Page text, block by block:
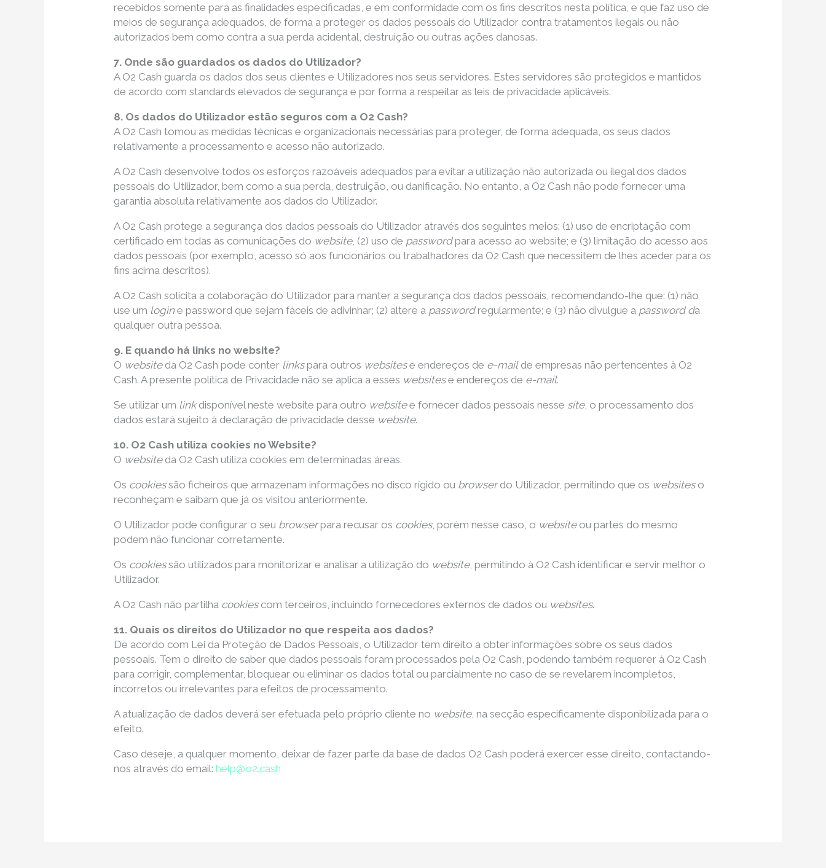
recebidos somente para as finalidades especificadas, e em conformidade com os fins descritos nesta política, e que faz uso de
meios de segurança adequados, de forma a proteger os dados pessoais do Utilizador contra tratamentos ilegais ou não
autorizados bem como contra a sua perda acidental, destruição ou outras ações danosas.
7. Onde são guardados os dados do Utilizador?
A O2 Cash guarda os dados dos seus clientes e Utilizadores nos seus servidores. Estes servidores são protegidos e mantidos
de acordo com standards elevados de segurança e por forma a respeitar as leis de privacidade aplicáveis.
8. Os dados do Utilizador estão seguros com a O2 Cash?
A O2 Cash tomou as medidas técnicas e organizacionais necessárias para proteger, de forma adequada, os seus dados
relativamente a processamento e acesso não autorizado.
A O2 Cash desenvolve todos os esforços razoáveis adequados para evitar a utilização não autorizada ou ilegal dos dados
pessoais do Utilizador, bem como a sua perda, destruição, ou danificação. No entanto, a O2 Cash não pode fornecer uma
garantia absoluta relativamente aos dados do Utilizador.
A O2 Cash protege a segurança dos dados pessoais do Utilizador através dos seguintes meios: (1) uso de encriptação com
certificado em todas as comunicações do website, (2) uso de password para acesso ao website; e (3) limitação do acesso aos
dados pessoais (por exemplo, acesso só aos funcionários ou trabalhadores da O2 Cash que necessitem de lhes aceder para os
fins acima descritos).
A O2 Cash solicita a colaboração do Utilizador para manter a segurança dos dados pessoais, recomendando-lhe que: (1) não
use um logine password que sejam fáceis de adivinhar; (2) altere a password regularmente; e (3) não divulgue a password da
qualquer outra pessoa.
9. E quando há links no website?
O website da O2 Cash pode conter links para outros websitese endereços de e-mail de empresas não pertencentes à O2
Cash. A presente política de Privacidade não se aplica a esses websitese endereços de e-mail.
Se utilizar um linkdisponível neste website para outro websitee fornecer dados pessoais nesse site, o processamento dos
dados estará sujeito à declaração de privacidade desse website.
10. O2 Cash utiliza cookies no Website?
O website da O2 Cash utiliza cookies em determinadas áreas.
Os cookiessão ficheiros que armazenam informações no disco rígido ou browserdo Utilizador, permitindo que os websites o
reconheçam e saibam que já os visitou anteriormente.
O Utilizador pode configurar o seu browserpara recusar os cookies, porém nesse caso, o website ou partes do mesmo
podem não funcionar corretamente.
Os cookiessão utilizados para monitorizar e analisar a utilização do website, permitindo à O2 Cash identificar e servir melhor o
Utilizador.
A O2 Cash não partilha cookies com terceiros, incluindo fornecedores externos de dados ou websites.
11. Quais os direitos do Utilizador no que respeita aos dados?
De acordo com Lei da Proteção de Dados Pessoais, o Utilizador tem direito a obter informações sobre os seus dados
pessoais. Tem o direito de saber que dados pessoais foram processados pela O2 Cash, podendo também requerer à O2 Cash
para corrigir, complementar, bloquear ou eliminar os dados total ou parcialmente no caso de se revelarem incompletos,
incorretos ou irrelevantes para efeitos de processamento.
A atualização de dados deverá ser efetuada pelo próprio cliente no website, na secção especificamente disponibilizada para o
efeito.
Caso deseje, a qualquer momento, deixar de fazer parte da base de dados O2 Cash poderá exercer esse direito, contactando-
nos através do email:help@o2.cash